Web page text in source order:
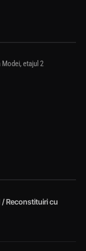
etajul 2
/ Reconstituiri cu